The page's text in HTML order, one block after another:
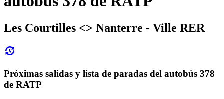
Les Courtilles <> Nanterre - Ville RER
Próximas salidas y lista de paradas del autobús 378
de RATP